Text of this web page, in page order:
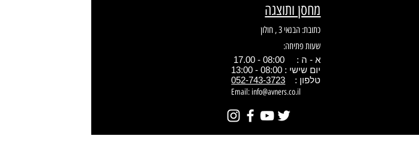
מחסן ותוצגה
כתובת: הבנאי 3 , חולון
שעות פתיחה:
א - ה : 08:00 - 17.00
יום שישי : 08:00 - 13:00
טלפון : 052-743-3723
Email:info@avners.co.il